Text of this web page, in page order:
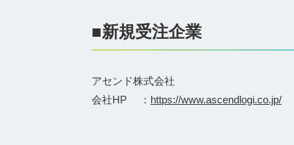
■新規受注企業
アセンド株式会社
会社HP ： https://www.ascendlogi.co.jp/